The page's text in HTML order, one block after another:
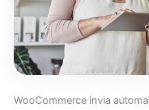
WooCommerce invia